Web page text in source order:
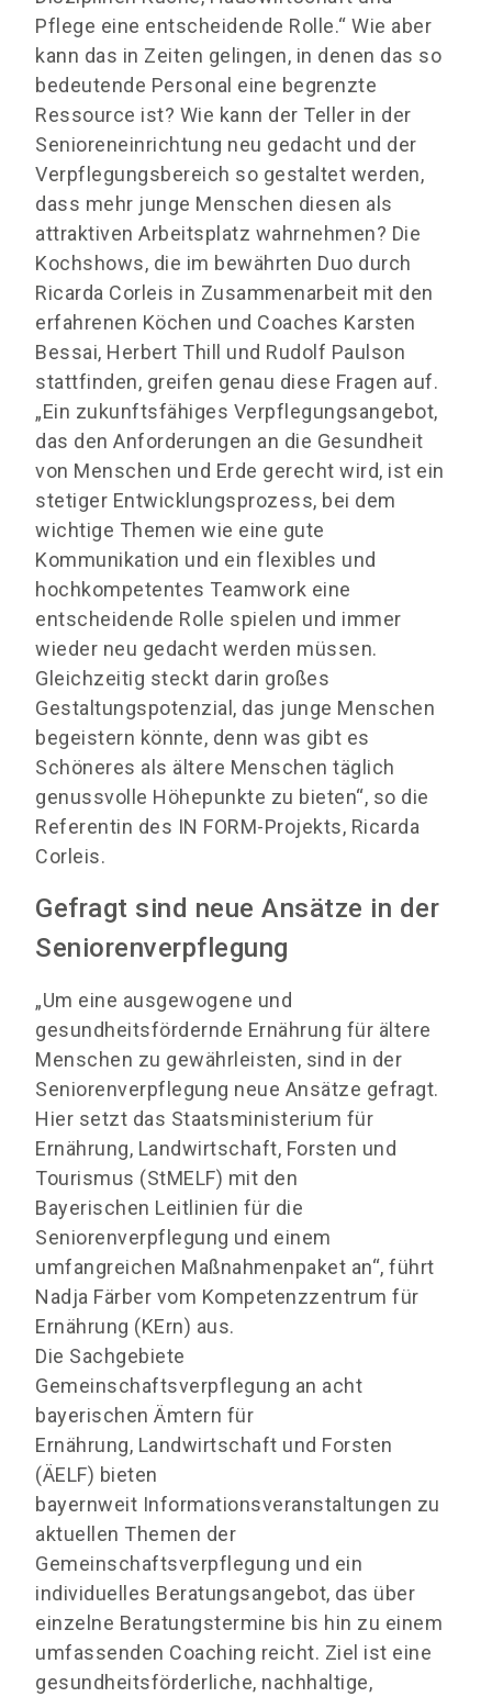
Pflege eine entscheidende Rolle.“ Wie aber
kann das in Zeiten gelingen, in denen das so
bedeutende Personal eine begrenzte
Ressource ist? Wie kann der Teller in der
Senioreneinrichtung neu gedacht und der
Verpflegungsbereich so gestaltet werden,
dass mehr junge Menschen diesen als
attraktiven Arbeitsplatz wahrnehmen? Die
Kochshows, die im bewährten Duo durch
Ricarda Corleis in Zusammenarbeit mit den
erfahrenen Köchen und Coaches Karsten
Bessai, Herbert Thill und Rudolf Paulson
stattfinden, greifen genau diese Fragen auf.
„Ein zukunftsfähiges Verpflegungsangebot,
das den Anforderungen an die Gesundheit
von Menschen und Erde gerecht wird, ist ein
stetiger Entwicklungsprozess, bei dem
wichtige Themen wie eine gute
Kommunikation und ein flexibles und
hochkompetentes Teamwork eine
entscheidende Rolle spielen und immer
wieder neu gedacht werden müssen.
Gleichzeitig steckt darin großes
Gestaltungspotenzial, das junge Menschen
begeistern könnte, denn was gibt es
Schöneres als ältere Menschen täglich
genussvolle Höhepunkte zu bieten“, so die
Referentin des IN FORM-Projekts, Ricarda
Corleis.
Gefragt sind neue Ansätze in der
Seniorenverpflegung
„Um eine ausgewogene und
gesundheitsfördernde Ernährung für ältere
Menschen zu gewährleisten, sind in der
Seniorenverpflegung neue Ansätze gefragt.
Hier setzt das Staatsministerium für
Ernährung, Landwirtschaft, Forsten und
Tourismus (StMELF) mit den
Bayerischen Leitlinien für die
Seniorenverpflegung und einem
umfangreichen Maßnahmenpaket an“, führt
Nadja Färber vom Kompetenzzentrum für
Ernährung (KErn) aus.
Die Sachgebiete
Gemeinschaftsverpflegung an acht
bayerischen Ämtern für
Ernährung, Landwirtschaft und Forsten
(ÄELF) bieten
bayernweit Informationsveranstaltungen zu
aktuellen Themen der
Gemeinschaftsverpflegung und ein
individuelles Beratungsangebot, das über
einzelne Beratungstermine bis hin zu einem
umfassenden Coaching reicht. Ziel ist eine
gesundheitsförderliche, nachhaltige,